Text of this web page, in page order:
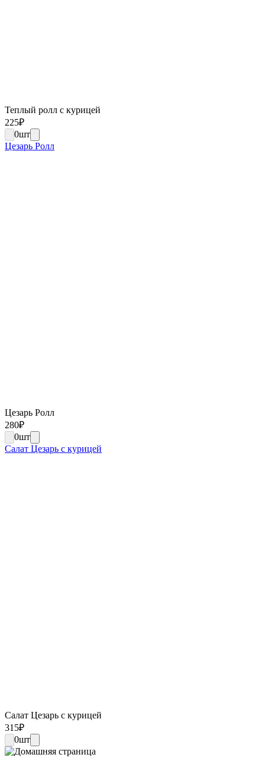
Теплый ролл с курицей
225₽
0шт
Цезарь Ролл
Цезарь Ролл
280₽
0шт
Салат Цезарь с курицей
Салат Цезарь с курицей
315₽
0шт